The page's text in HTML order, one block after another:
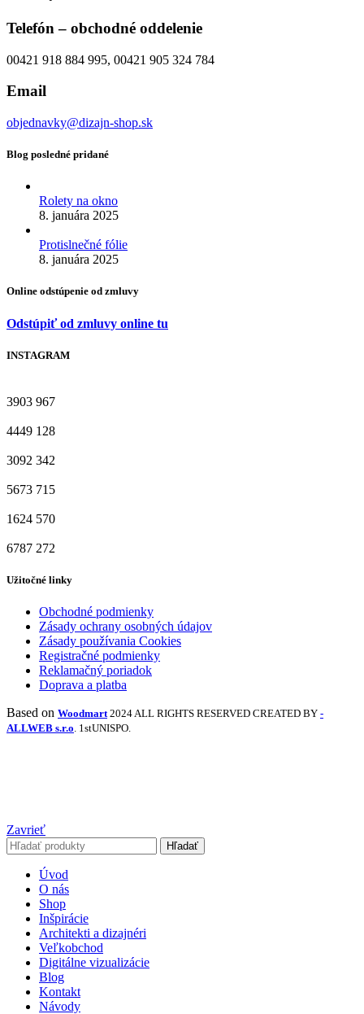
Telefón – obchodné oddelenie
00421 918 884 995, 00421 905 324 784
Email
objednavky@dizajn-shop.sk
Blog posledné pridané
Rolety na okno
8. januára 2025
Protislnečné fólie
8. januára 2025
Online odstúpenie od zmluvy
Odstúpiť od zmluvy online tu
INSTAGRAM
3903 967
4449 128
3092 342
5673 715
1624 570
6787 272
Užitočné linky
Obchodné podmienky
Zásady ochrany osobných údajov
Zásady používania Cookies
Registračné podmienky
Reklamačný poriadok
Doprava a platba
Based on Woodmart 2024 ALL RIGHTS RESERVED CREATED BY -
ALLWEB s.r.o. 1stUNISPO.
Zavrieť
Hľadať
Úvod
O nás
Shop
Inšpirácie
Architekti a dizajnéri
Veľkobchod
Digitálne vizualizácie
Blog
Kontakt
Návody